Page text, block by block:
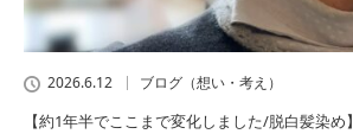
2026.6.12 ブログ（想い・考え）
【約1年半でここまで変化しました/脱白髪染め】